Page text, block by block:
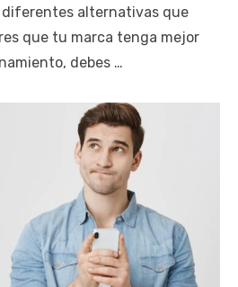
diferentes alternativas que
que tu marca tenga mejor
debes …